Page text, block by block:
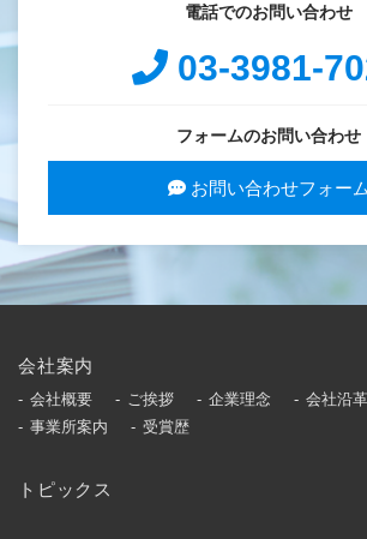
電話でのお問い合わせ
03-3981-
フォームのお問い合わせ
お問い合わせフォーム
会社案内
会社概要 ご挨拶 企業理念 会社沿革
事業所案内
受賞歴
トピックス